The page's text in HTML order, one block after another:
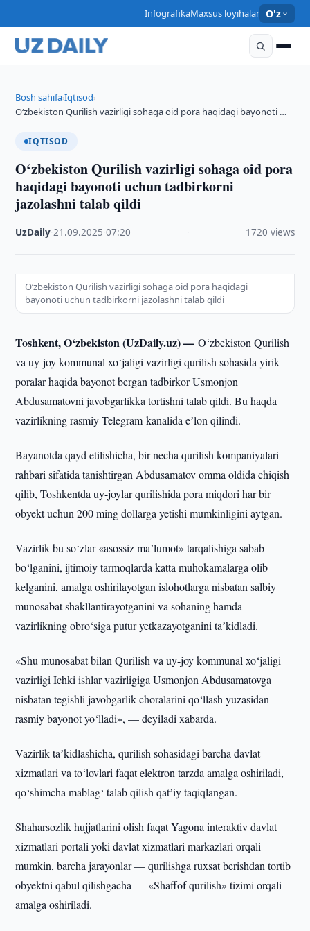
InfografikaMaxsus loyihalar O'z
Bosh sahifa›Iqtisod›
O‘zbekiston Qurilish vazirligi sohaga oid pora haqidagi bayonoti …
IQTISOD
O‘zbekiston Qurilish vazirligi sohaga oid pora
haqidagi bayonoti uchun tadbirkorni
jazolashni talab qildi
UzDaily ·21.09.2025 ·07:20 1720 views
O‘zbekiston Qurilish vazirligi sohaga oid pora haqidagi
bayonoti uchun tadbirkorni jazolashni talab qildi
Toshkent, O‘zbekiston (UzDaily.uz) —O‘zbekiston Qurilish
va uy-joy kommunal xo‘jaligi vazirligi qurilish sohasida yirik
poralar haqida bayonot bergan tadbirkor Usmonjon
Abdusamatovni javobgarlikka tortishni talab qildi. Bu haqda
vazirlikning rasmiy Telegram-kanalida eʼlon qilindi.
Bayanotda qayd etilishicha, bir necha qurilish kompaniyalari
rahbari sifatida tanishtirgan Abdusamatov omma oldida chiqish
qilib, Toshkentda uy-joylar qurilishida pora miqdori har bir
obyekt uchun 200 ming dollarga yetishi mumkinligini aytgan.
Vazirlik bu so‘zlar «asossiz maʼlumot» tarqalishiga sabab
bo‘lganini, ijtimoiy tarmoqlarda katta muhokamalarga olib
kelganini, amalga oshirilayotgan islohotlarga nisbatan salbiy
munosabat shakllantirayotganini va sohaning hamda
vazirlikning obro‘siga putur yetkazayotganini taʼkidladi.
«Shu munosabat bilan Qurilish va uy-joy kommunal xo‘jaligi
vazirligi Ichki ishlar vazirligiga Usmonjon Abdusamatovga
nisbatan tegishli javobgarlik choralarini qo‘llash yuzasidan
rasmiy bayonot yo‘lladi», — deyiladi xabarda.
Vazirlik taʼkidlashicha, qurilish sohasidagi barcha davlat
xizmatlari va to‘lovlari faqat elektron tarzda amalga oshiriladi,
qo‘shimcha mablag‘ talab qilish qatʼiy taqiqlangan.
Shaharsozlik hujjatlarini olish faqat Yagona interaktiv davlat
xizmatlari portali yoki davlat xizmatlari markazlari orqali
mumkin, barcha jarayonlar — qurilishga ruxsat berishdan tortib
obyektni qabul qilishgacha — «Shaffof qurilish» tizimi orqali
amalga oshiriladi.